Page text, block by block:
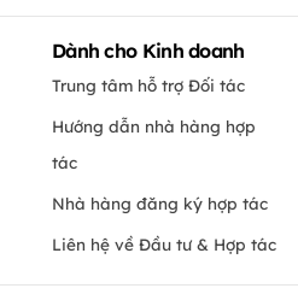
Dành cho Kinh doanh
Trung tâm hỗ trợ Đối tác
Hướng dẫn nhà hàng hợp
tác
Nhà hàng đăng ký hợp tác
Liên hệ về Đầu tư & Hợp tác